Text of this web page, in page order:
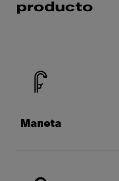
producto
Maneta